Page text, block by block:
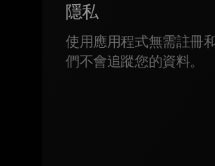
隱私
使用應用程式無需註冊
們不會追蹤您的資料。